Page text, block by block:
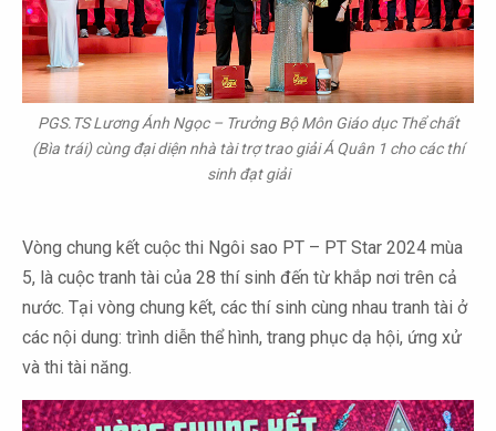
PGS.TS Lương Ánh Ngọc – Trưởng Bộ Môn Giáo dục Thể chất
(Bìa trái) cùng đại diện nhà tài trợ trao giải Á Quân 1 cho các thí
sinh đạt giải
Vòng chung kết cuộc thi Ngôi sao PT – PT Star 2024 mùa
5, là cuộc tranh tài của 28 thí sinh đến từ khắp nơi trên cả
nước. Tại vòng chung kết, các thí sinh cùng nhau tranh tài ở
các nội dung: trình diễn thể hình, trang phục dạ hội, ứng xử
và thi tài năng.